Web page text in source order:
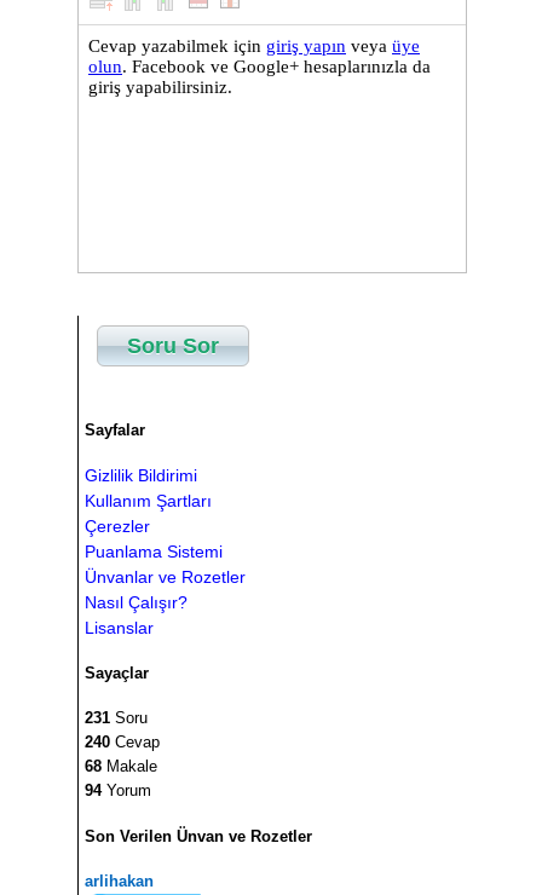
Soru Sor
Sayfalar
Gizlilik Bildirimi
Kullanım Şartları
Çerezler
Puanlama Sistemi
Ünvanlar ve Rozetler
Nasıl Çalışır?
Lisanslar
Sayaçlar
231 Soru
240 Cevap
68 Makale
94Yorum
Son Verilen Ünvan ve Rozetler
arlihakan